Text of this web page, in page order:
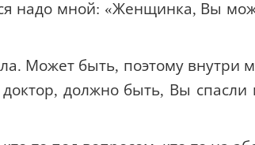
надо мной: «Женщинка, Вы
Может быть, поэтому внутри
должно быть, Вы спасли